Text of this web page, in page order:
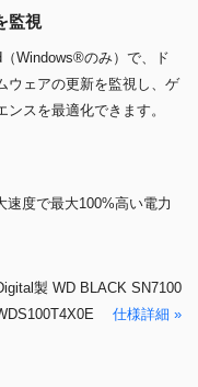
監視
Windows®のみ）で、ド
ウェアの更新を監視し、ゲ
スを最適化できます。
速度で最大100%高い電力
製 WD BLACK SN7100
仕様詳細 »